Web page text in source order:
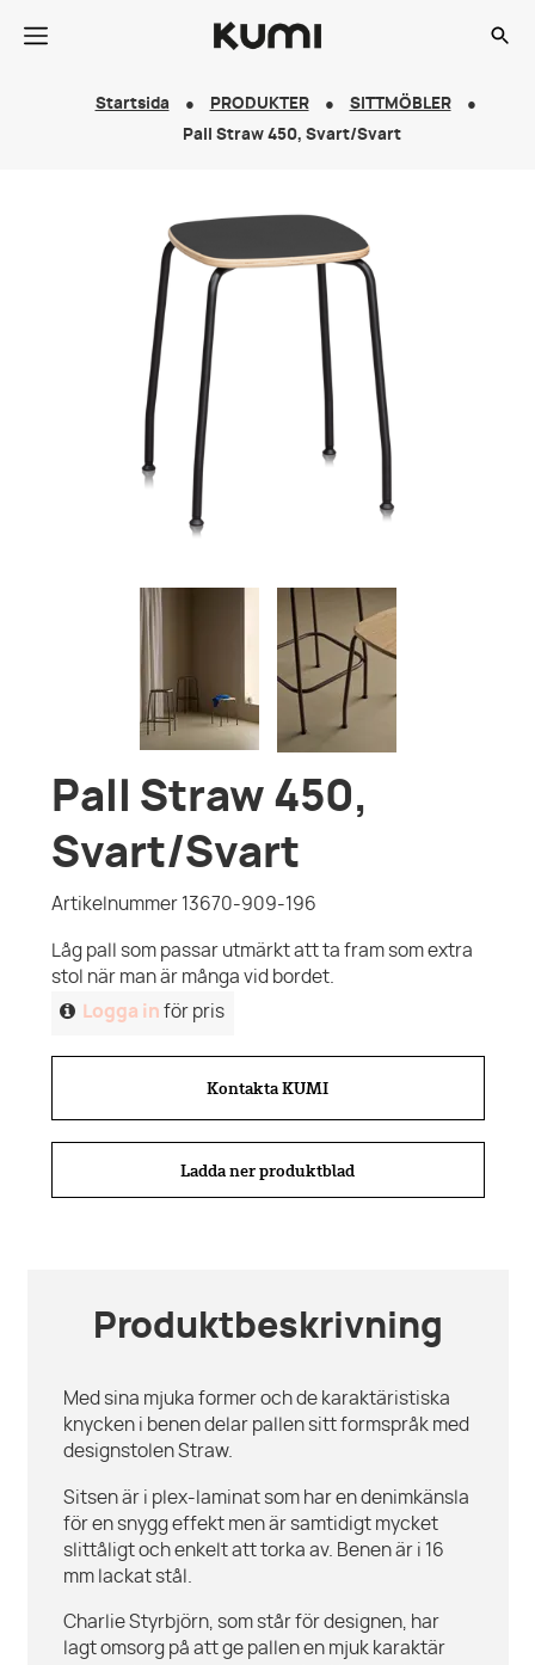
Startsida PRODUKTER
SITTMÖBLER
Pall Straw 450, Svart/Svart
Pall Straw 450,
Svart/Svart
Artikelnummer 13670-909-196
Låg pall som passar utmärkt att ta fram som extra
stol när man är många vid bordet.
Logga in för pris
Kontakta KUMI
Ladda ner produktblad
Produktbeskrivning
Med sina mjuka former och de karaktäristiska
knycken i benen delar pallen sitt formspråk med
designstolen Straw.
Sitsen är i plex-laminat som har en denimkänsla
för en snygg effekt men är samtidigt mycket
slittåligt och enkelt att torka av. Benen är i 16
mm lackat stål.
Charlie Styrbjörn, som står för designen, har
lagt omsorg på att ge pallen en mjuk karaktär